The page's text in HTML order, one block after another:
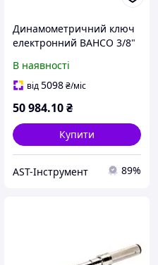
Динамометричний ключ
електронний BAHCO 3/8"
В наявності
від5098₴/міс
50 984.10₴
Купити
AST-Інструмент 89%